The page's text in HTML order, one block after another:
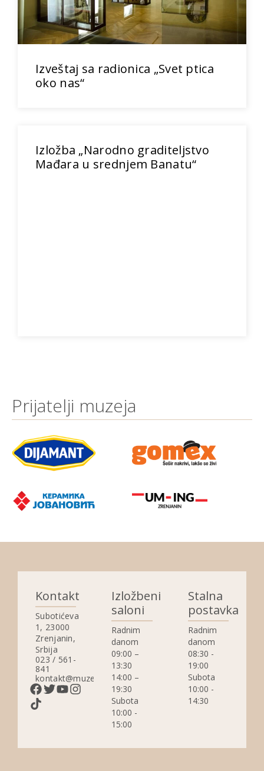
Izveštaj sa radionica „Svet ptica
oko nas“
Izložba „Narodno graditeljstvo
Mađara u srednjem Banatu“
Prijatelji muzeja
Kontakt
Subotićeva
1, 23000
Zrenjanin,
Srbija
023 / 561-
841
kontakt@muzejzrenjanin.org.rs
Izložbeni
saloni
Radnim
danom
09:00 –
13:30
14:00 –
19:30
Subota
10:00 -
15:00
Stalna
postavka
Radnim
danom
08:30 -
19:00
Subota
10:00 -
14:30